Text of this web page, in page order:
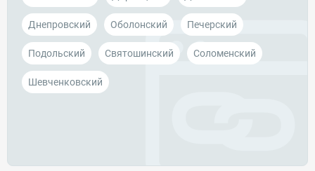
Днепровский Оболонский Печерский
Подольский Святошинский Соломенский
Шевченковский